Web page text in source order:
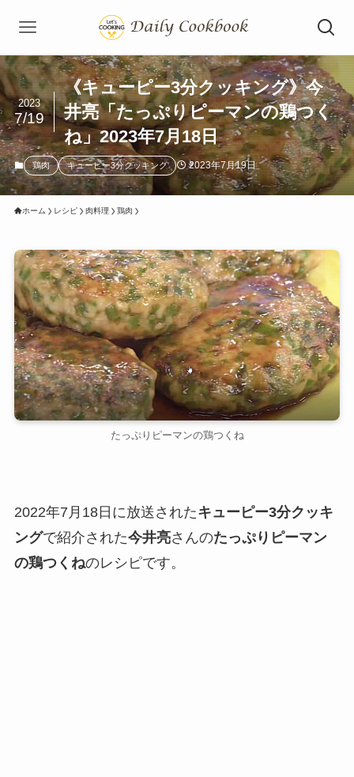
《キューピー3分クッキング》今
井亮「たっぷりピーマンの鶏つく
ね」2023年7月18日
2023
7/19
鶏肉 キューピー3分クッキング 2023年7月19日
ホーム レシピ 肉料理 鶏肉
たっぷりピーマンの鶏つくね
2022年7月18日に放送されたキューピー3分クッキ
ングで紹介された今井亮さんのたっぷりピーマン
の鶏つくねのレシピです。